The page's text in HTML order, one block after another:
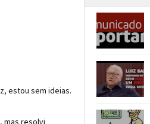
estou sem ideias.
mas resolvi